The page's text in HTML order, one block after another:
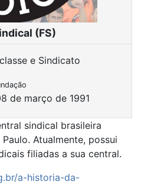
sindical brasileira
Atualmente, possui
filiadas a sua central.
a-historia-da-
(FS)
e Sindicato
de março de 1991